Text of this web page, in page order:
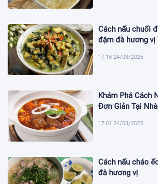
Cách nấu chuối
đậm đà hương vị
17:16 24/03/2025
Khám Phá Cách
Đơn Giản Tại Nhà
17:01 24/03/2025
Cách nấu cháo
đà hương vị